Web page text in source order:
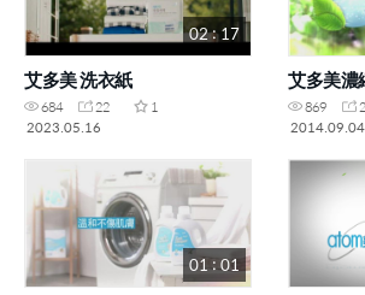
02 : 17
艾多美 洗衣紙
684 22
1
2023.05.16
艾多美濃
869
2014.09.04
01 : 01